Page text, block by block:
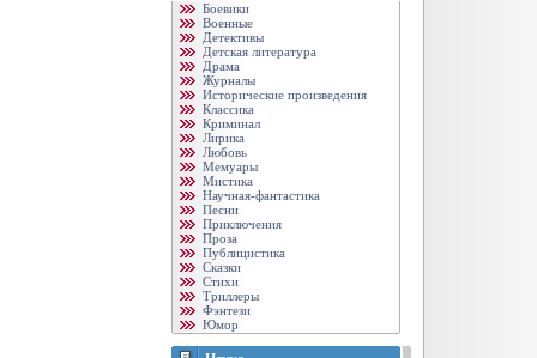
Боевики
Военные
Детективы
Детская литература
Драма
Журналы
Исторические произведения
Классика
Криминал
Лирика
Любовь
Мемуары
Мистика
Научная-фантастика
Песни
Приключения
Проза
Публицистика
Сказки
Стихи
Триллеры
Фэнтези
Юмор